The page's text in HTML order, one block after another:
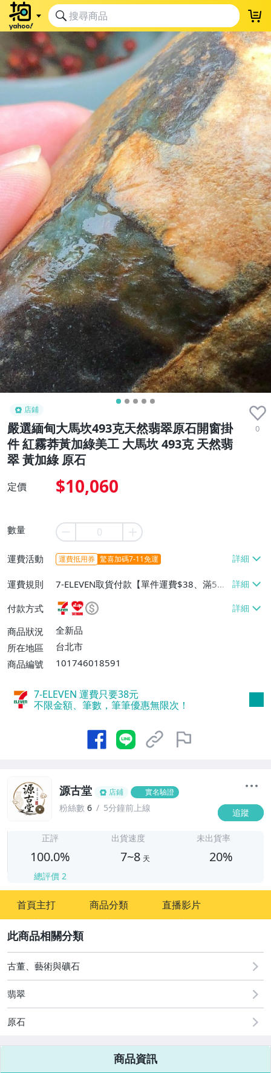
店鋪
嚴選緬甸大馬坎493克天然翡翠原石開窗掛
件 紅霧莽黃加綠美工 大馬坎 493克 天然翡
翠 黃加綠 原石
0
定價 $10,060
數量
運費活動 運費抵用券 驚喜加碼7-11免運
運費規則
7-ELEVEN取貨付款【單件運費$38、滿5件
或消費滿$1298免運費】、7-ELEVEN取貨
不付款【免運費】、萊爾富取貨付款【單件
運費$60、滿5件或消費滿$1298免運
費】、宅配/貨運【單件運費$120、滿5件
付款方式
商品狀況
全新品
所在地區
台北市
商品編號
101746018591
7-ELEVEN 運費只要38元
不限金額、筆數，筆筆優惠無限次！
源古堂 店鋪 實名驗證
粉絲數 6 5分鐘前上線 追蹤
正評
100.0%
總評價 2
出貨速度
7~8 天
未出貨率
20%
首頁主打 商品分類 直播影片
古董、藝術與礦石
翡翠
原石
商品資訊